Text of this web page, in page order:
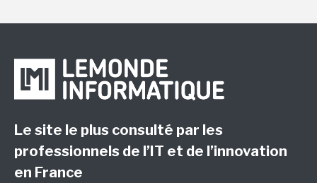
Le site le plus consulté par les
professionnels de l’IT et de l’innovation
en France